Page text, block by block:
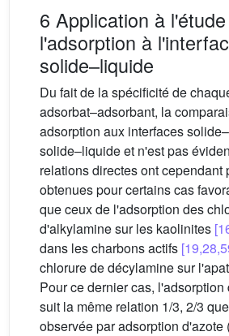
6 Application à
l'adsorption à
solide–liquide
Du fait de la spécificité de
adsorbat–adsorbant, la
adsorption aux interfaces
solide–liquide et n'est pas
relations directes ont cependant
obtenues pour certains cas
que ceux de l'adsorption des
d'alkylamine sur les kaolinites
dans les charbons actifs
chlorure de décylamine sur
Pour ce dernier cas,
suit la même relation 1/3, 2/3
observée par adsorption d'azote